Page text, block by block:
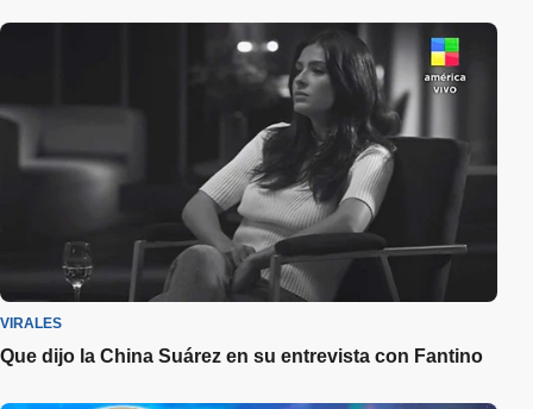
VIRALES
Que dijo la China Suárez en su entrevista con Fantino